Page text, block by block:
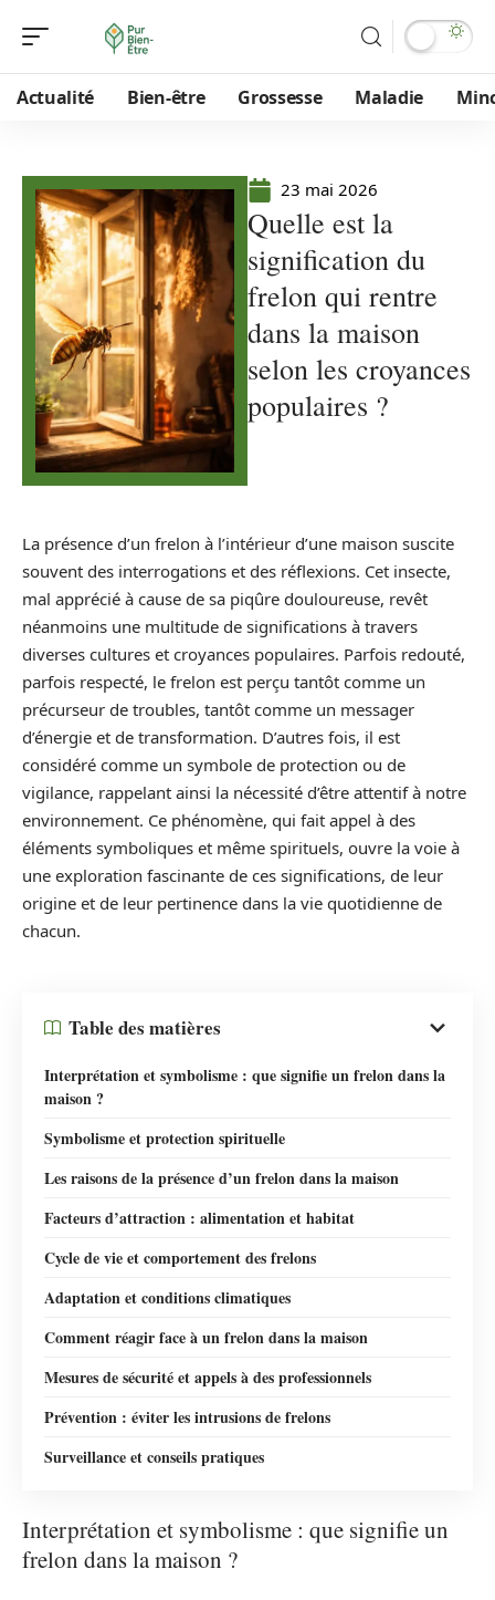
Actualité Bien-être Grossesse Maladie
23 mai 2026
Quelle est la
signification du
frelon qui rentre
dans la maison
selon les croyances
populaires ?
La présence d’un frelon à l’intérieur d’une maison suscite
souvent des interrogations et des réflexions. Cet insecte,
mal apprécié à cause de sa piqûre douloureuse, revêt
néanmoins une multitude de significations à travers
diverses cultures et croyances populaires. Parfois redouté,
parfois respecté, le frelon est perçu tantôt comme un
précurseur de troubles, tantôt comme un messager
d’énergie et de transformation. D’autres fois, il est
considéré comme un symbole de protection ou de
vigilance, rappelant ainsi la nécessité d’être attentif à notre
environnement. Ce phénomène, qui fait appel à des
éléments symboliques et même spirituels, ouvre la voie à
une exploration fascinante de ces significations, de leur
origine et de leur pertinence dans la vie quotidienne de
chacun.
Table des matières
Interprétation et symbolisme : que signifie un frelon dans la
maison ?
Symbolisme et protection spirituelle
Les raisons de la présence d’un frelon dans la maison
Facteurs d’attraction : alimentation et habitat
Cycle de vie et comportement des frelons
Adaptation et conditions climatiques
Comment réagir face à un frelon dans la maison
Mesures de sécurité et appels à des professionnels
Prévention : éviter les intrusions de frelons
Surveillance et conseils pratiques
Interprétation et symbolisme : que signifie un
frelon dans la maison ?